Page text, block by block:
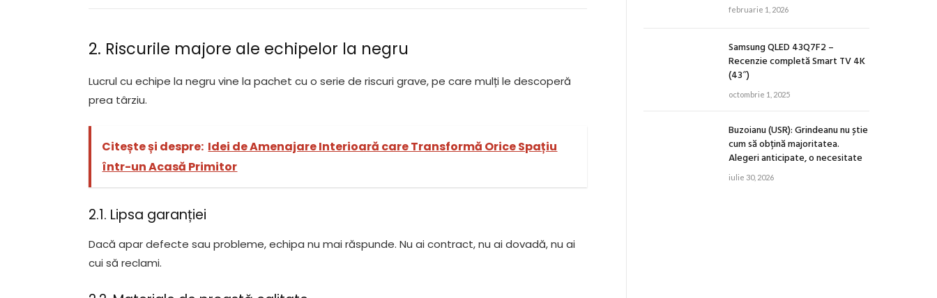
2. Riscurile majore ale echipelor la negru
Lucrul cu echipe la negru vine la pachet cu o serie de riscuri grave, pe care mulți le descoperă
prea târziu.
Citește și despre: Idei de Amenajare Interioară care Transformă Orice Spațiu
într-un Acasă Primitor
2.1. Lipsa garanției
Dacă apar defecte sau probleme, echipa nu mai răspunde. Nu ai contract, nu ai dovadă, nu ai
cui să reclami.
februarie 1, 2026
Samsung QLED 43Q7F2 –
Recenzie completă Smart TV 4K
(43″)
octombrie 1, 2025
Buzoianu (USR): Grindeanu nu știe
cum să obțină majoritatea.
Alegeri anticipate, o necesitate
iulie 30, 2026